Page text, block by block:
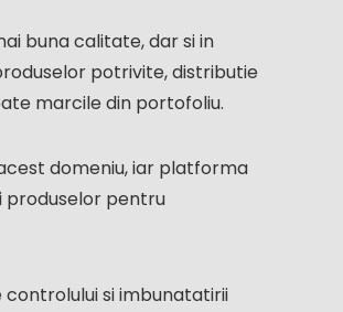
buna calitate, dar si in
potrivite, distributie
marcile din portofoliu.
domeniu, iar platforma
produselor pentru
si imbunatatirii